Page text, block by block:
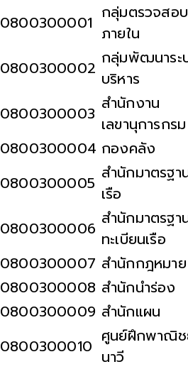
0800300001 กลุ่มตรวจสอบ
ภายใน
0800300002 กลุ่มพัฒนาระ
บริหาร
0800300003 สำนักงาน
เลขานุการกรม
0800300004 กองคลัง
0800300005 สำนักมาตรฐา
เรือ
0800300006 สำนักมาตรฐา
ทะเบียนเรือ
0800300007 สำนักกฎหมาย
0800300008 สำนักนำร่อง
0800300009 สำนักแผน
0800300010 ศูนย์ฝึกพาณิ
นาวี